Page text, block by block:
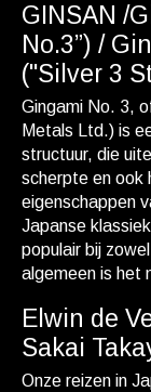
GINSAN /
No.3”) /
("Silver 3
Gingami No. 3,
Metals Ltd.) is
structuur, die
scherpte en ook
eigenschappen
Japanse
populair bij
algemeen is het
Elwin de
Sakai
Onze reizen in